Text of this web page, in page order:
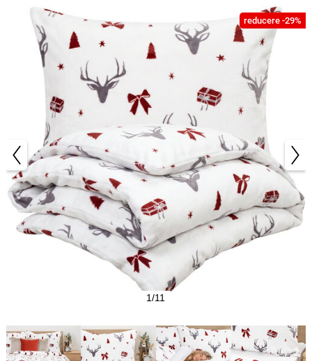
reducere -29%
1/11